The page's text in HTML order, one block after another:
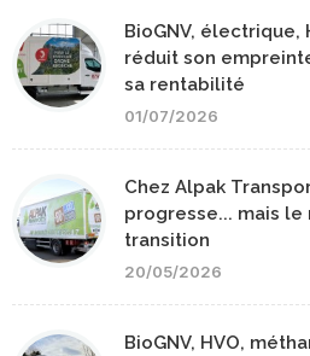
BioGNV, électrique,
réduit son
sa rentabilité
01/07/2026
Chez Alpak
progresse... mais
transition
20/05/2026
BioGNV, HVO,